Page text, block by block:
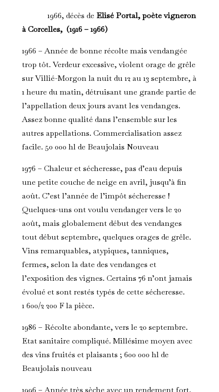
1966, décès de Elisé Portal, poète vigneron
à Corcelles, (1916 – 1966)
1966 – Année de bonne récolte mais vendangée
trop tôt. Verdeur excessive, violent orage de grêle
sur Villié-Morgon la nuit du 12 au 13 septembre, à
1 heure du matin, détruisant une grande partie de
l’appellation deux jours avant les vendanges.
Assez bonne qualité dans l’ensemble sur les
autres appellations. Commercialisation assez
facile. 50 000 hl de Beaujolais Nouveau
1976 – Chaleur et sécheresse, pas d’eau depuis
une petite couche de neige en avril, jusqu’à fin
août. C’est l’année de l’impôt sécheresse !
Quelques-uns ont voulu vendanger vers le 20
août, mais globalement début des vendanges
tout début septembre, quelques orages de grêle.
Vins remarquables, atypiques, tanniques,
fermes, selon la date des vendanges et
l’exposition des vignes. Certains 76 n’ont jamais
évolué et sont restés typés de cette sécheresse.
1 600/2 200 F la pièce.
1986 – Récolte abondante, vers le 20 septembre.
Etat sanitaire compliqué. Millésime moyen avec
des vins fruités et plaisants ; 600 000 hl de
Beaujolais nouveau
1996 – Année très sèche avec un rendement fort.